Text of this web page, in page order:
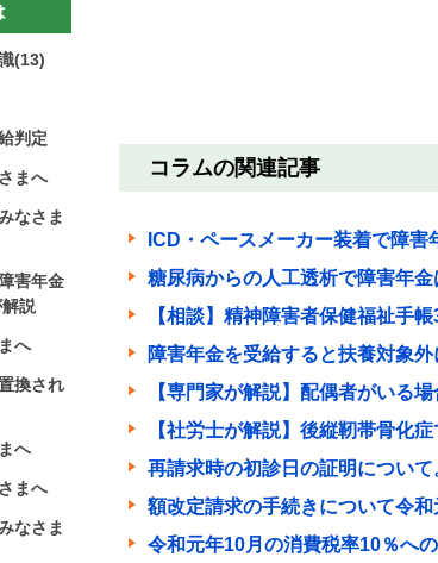
コラムの関連記事
ICD・ペースメーカー装着で障
糖尿病からの人工透析で障害年
【相談】精神障害者保健福祉手
障害年金を受給すると扶養対象
【専門家が解説】配偶者がいる
【社労士が解説】後縦靭帯骨化
再請求時の初診日の証明について
額改定請求の手続きについて令
令和元年10月の消費税率10％へ
(13)
判定
まへ
なさま
害年金
説
へ
換され
へ
まへ
なさま